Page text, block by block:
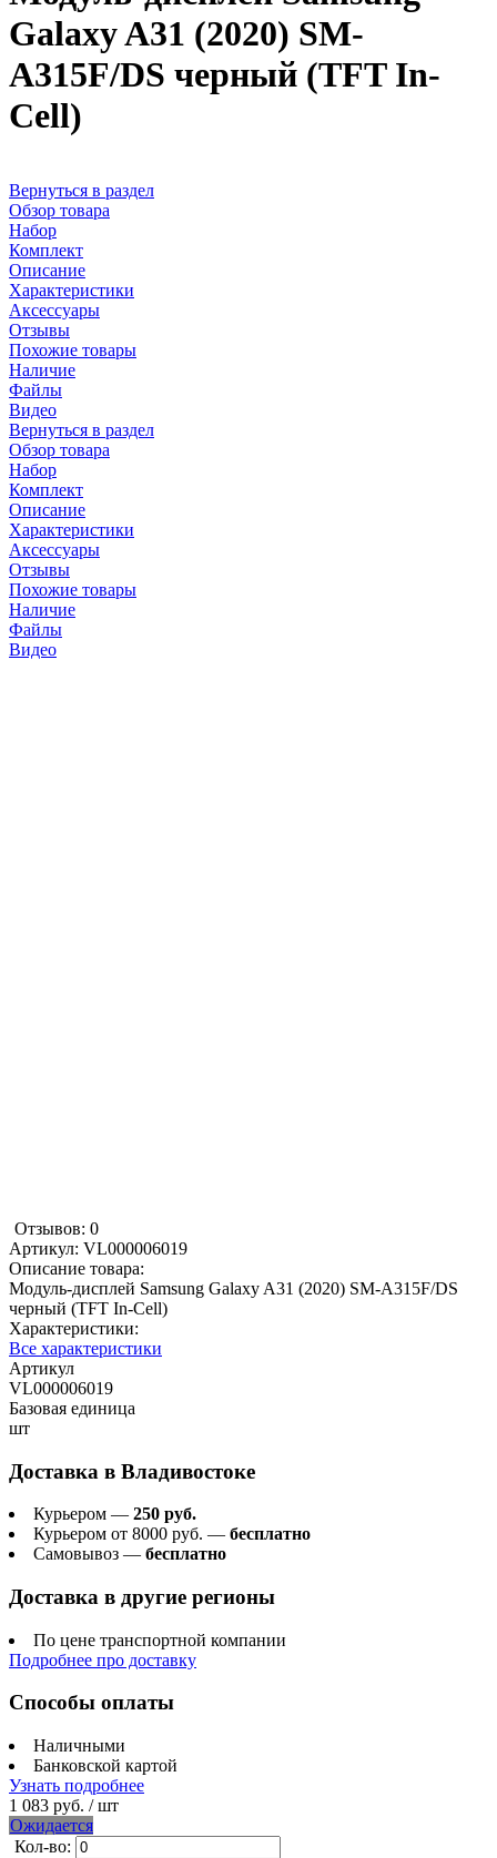
Galaxy A31 (2020) SM-
A315F/DS черный (TFT In-
Cell)
Вернуться в раздел
Обзор товара
Набор
Комплект
Описание
Характеристики
Аксессуары
Отзывы
Похожие товары
Наличие
Файлы
Видео
Вернуться в раздел
Обзор товара
Набор
Комплект
Описание
Характеристики
Аксессуары
Отзывы
Похожие товары
Наличие
Файлы
Видео
Отзывов: 0
Артикул: VL000006019
Описание товара:
Модуль-дисплей Samsung Galaxy A31 (2020) SM-A315F/DS
черный (TFT In-Cell)
Характеристики:
Все характеристики
Артикул
VL000006019
Базовая единица
шт
Доставка в Владивостоке
Курьером — 250 руб.
Курьером от 8000 руб. — бесплатно
Самовывоз — бесплатно
Доставка в другие регионы
По цене транспортной компании
Подробнее про доставку
Способы оплаты
Наличными
Банковской картой
Узнать подробнее
1 083 руб. / шт
Ожидается
Кол-во: